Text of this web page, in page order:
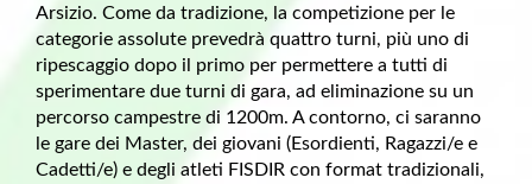
Arsizio. Come da tradizione, la competizione per le
categorie assolute prevedrà quattro turni, più uno di
ripescaggio dopo il primo per permettere a tutti di
sperimentare due turni di gara, ad eliminazione su un
percorso campestre di 1200m. A contorno, ci saranno
le gare dei Master, dei giovani (Esordienti, Ragazzi/e e
Cadetti/e) e degli atleti FISDIR con format tradizionali,